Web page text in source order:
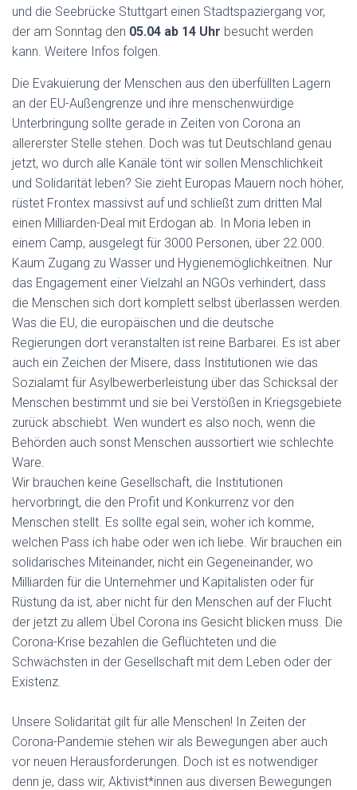
und die Seebrücke Stuttgart einen Stadtspaziergang vor,
der am Sonntag den 05.04 ab 14 Uhr besucht werden
kann. Weitere Infos folgen.
Die Evakuierung der Menschen aus den überfüllten Lagern
an der EU-Außengrenze und ihre menschenwürdige
Unterbringung sollte gerade in Zeiten von Corona an
allererster Stelle stehen. Doch was tut Deutschland genau
jetzt, wo durch alle Kanäle tönt wir sollen Menschlichkeit
und Solidarität leben? Sie zieht Europas Mauern noch höher,
rüstet Frontex massivst auf und schließt zum dritten Mal
einen Milliarden-Deal mit Erdogan ab. In Moria leben in
einem Camp, ausgelegt für 3000 Personen, über 22.000.
Kaum Zugang zu Wasser und Hygienemöglichkeitnen. Nur
das Engagement einer Vielzahl an NGOs verhindert, dass
die Menschen sich dort komplett selbst überlassen werden.
Was die EU, die europäischen und die deutsche
Regierungen dort veranstalten ist reine Barbarei. Es ist aber
auch ein Zeichen der Misere, dass Institutionen wie das
Sozialamt für Asylbewerberleistung über das Schicksal der
Menschen bestimmt und sie bei Verstößen in Kriegsgebiete
zurück abschiebt. Wen wundert es also noch, wenn die
Behörden auch sonst Menschen aussortiert wie schlechte
Ware.
Wir brauchen keine Gesellschaft, die Institutionen
hervorbringt, die den Profit und Konkurrenz vor den
Menschen stellt. Es sollte egal sein, woher ich komme,
welchen Pass ich habe oder wen ich liebe. Wir brauchen ein
solidarisches Miteinander, nicht ein Gegeneinander, wo
Milliarden für die Unternehmer und Kapitalisten oder für
Rüstung da ist, aber nicht für den Menschen auf der Flucht
der jetzt zu allem Übel Corona ins Gesicht blicken muss. Die
Corona-Krise bezahlen die Geflüchteten und die
Schwächsten in der Gesellschaft mit dem Leben oder der
Existenz.
Unsere Solidarität gilt für alle Menschen! In Zeiten der
Corona-Pandemie stehen wir als Bewegungen aber auch
vor neuen Herausforderungen. Doch ist es notwendiger
denn je, dass wir, Aktivist*innen aus diversen Bewegungen